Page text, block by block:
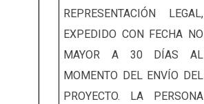
REPRESENTACIÓN LEGAL,
EXPEDIDO CON FECHA NO
MAYOR A 30 DÍAS AL
MOMENTO DEL ENVÍO DEL
PROYECTO. LA PERSONA